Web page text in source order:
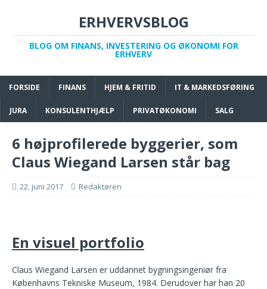
ERHVERVSBLOG
BLOG OM FINANS, INVESTERING OG ØKONOMI FOR
ERHVERV
FORSIDE FINANS HJEM & FRITID IT & MARKEDSFØRING
JURA KONSULENTHJÆLP PRIVATØKONOMI SALG
6 højprofilerede byggerier, som
Claus Wiegand Larsen står bag
22. juni 2017 Redaktøren
En visuel portfolio
Claus Wiegand Larsen er uddannet bygningsingeniør fra
Københavns Tekniske Museum, 1984. Derudover har han 20